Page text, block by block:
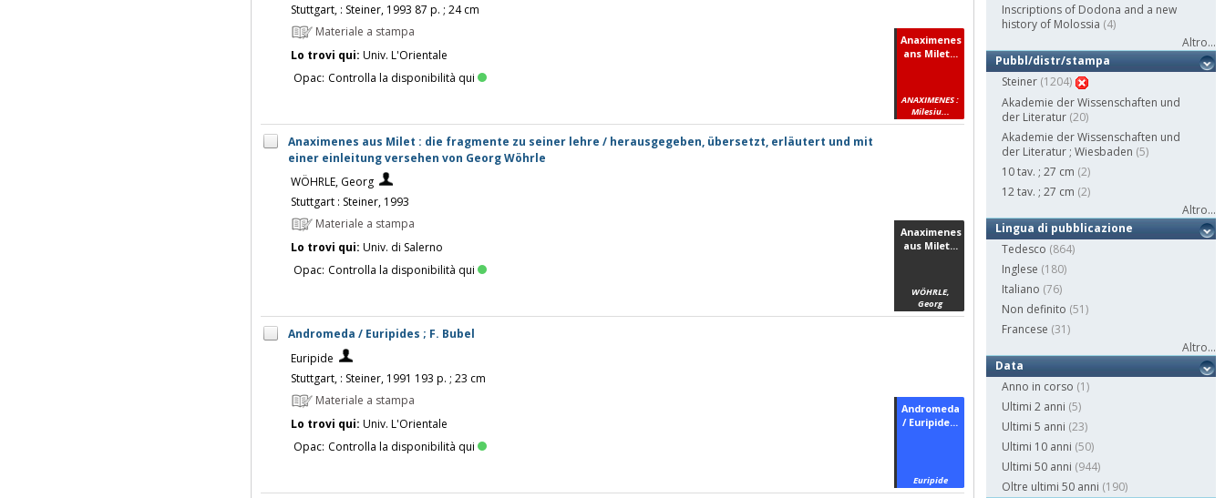
Stuttgart, : Steiner, 1993 87 p. ; 24 cm
Materiale a stampa
Lo trovi qui: Univ. L'Orientale
Opac: Controlla la disponibilità qui
Anaximenes
ans Milet...
ANAXIMENES :
Milesiu...
Anaximenes aus Milet : die fragmente zu seiner lehre / herausgegeben, übersetzt, erläutert und mit
einer einleitung versehen von Georg Wöhrle
WÖHRLE, Georg
Stuttgart : Steiner, 1993
Materiale a stampa
Lo trovi qui: Univ. di Salerno
Opac: Controlla la disponibilità qui
Anaximenes
aus Milet...
WÖHRLE,
Georg
Andromeda / Euripides ; F. Bubel
Euripide
Stuttgart, : Steiner, 1991 193 p. ; 23 cm
Materiale a stampa
Lo trovi qui: Univ. L'Orientale
Opac: Controlla la disponibilità qui
Andromeda
/ Euripide...
Euripide
Inscriptions of Dodona and a new
history of Molossia (4)
Altro...
Pubbl/distr/stampa
Steiner (1204)
Akademie der Wissenschaften und
der Literatur (20)
Akademie der Wissenschaften und
der Literatur ; Wiesbaden (5)
10 tav. ; 27 cm (2)
12 tav. ; 27 cm (2)
Altro...
Lingua di pubblicazione
Tedesco (864)
Inglese (180)
Italiano (76)
Non definito (51)
Francese (31)
Altro...
Data
Anno in corso (1)
Ultimi 2 anni (5)
Ultimi 5 anni (23)
Ultimi 10 anni (50)
Ultimi 50 anni (944)
Oltre ultimi 50 anni (190)